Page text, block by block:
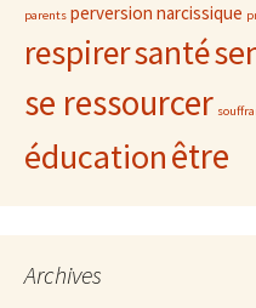
parents perversion narcissique
respirersanté
se ressourcer
éducationêtre
Archives